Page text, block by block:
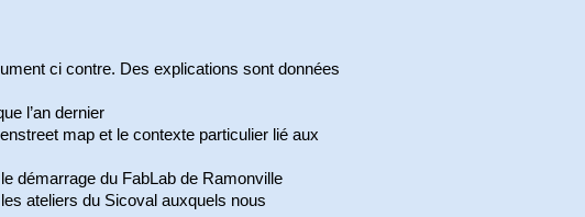
ci contre. Des explications sont données
l’an dernier
map et le contexte particulier lié aux
démarrage du FabLab de Ramonville
ateliers du Sicoval auxquels nous